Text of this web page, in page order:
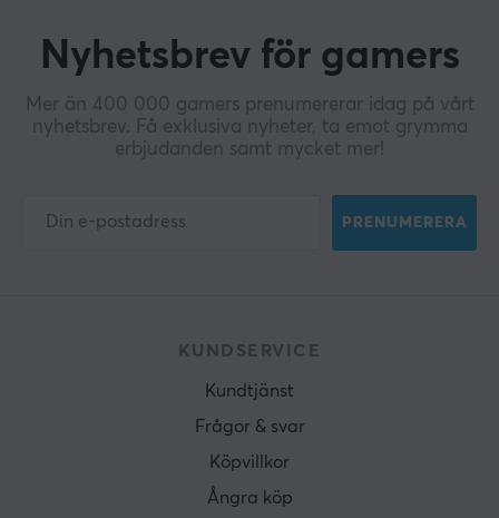
Nyhetsbrev för gamers
Mer än 400 000 gamers prenumererar idag på vårt
nyhetsbrev. Få exklusiva nyheter, ta emot grymma
erbjudanden samt mycket mer!
PRENUMERERA
KUNDSERVICE
Kundtjänst
Frågor & svar
Köpvillkor
Ångra köp